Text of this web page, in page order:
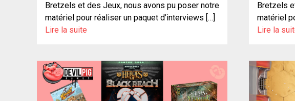
Bretzels et des Jeux, nous avons pu poser notre
matériel pour réaliser un paquet d’interviews […]
Lire la suite
Bretzels
matériel
Lire la